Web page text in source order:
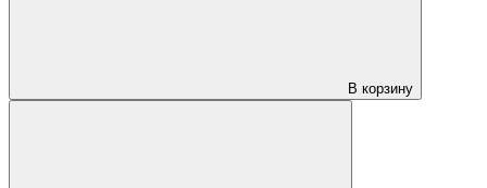
В корзину